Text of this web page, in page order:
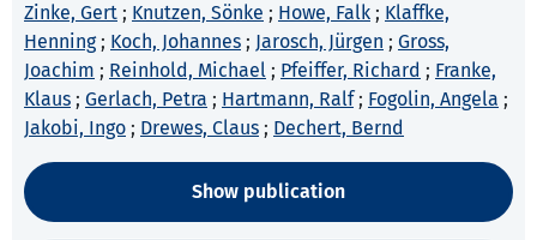
Zinke, Gert ; Knutzen, Sönke ; Howe, Falk ; Klaffke,
Henning; Koch, Johannes ; Jarosch, Jürgen ; Gross,
Joachim ; Reinhold, Michael ; Pfeiffer, Richard ; Franke,
Klaus ; Gerlach, Petra ; Hartmann, Ralf; Fogolin, Angela ;
Jakobi, Ingo ; Drewes, Claus ; Dechert, Bernd
Show publication